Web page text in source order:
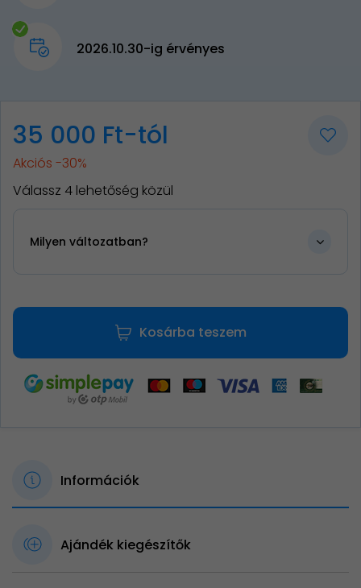
2026.10.30-ig érvényes
35 000 Ft-tól
Akciós -30%
Válassz 4 lehetőség közül
Milyen változatban?
Kosárba teszem
Információk
Ajándék kiegészítők